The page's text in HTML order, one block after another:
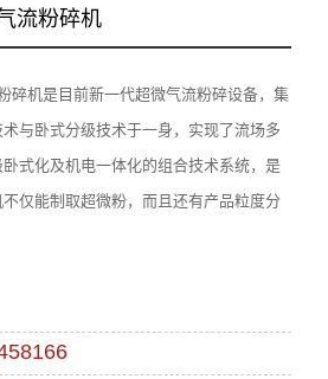
流粉碎机
碎机是目前新一代超微气流粉碎设备，集
与卧式分级技术于一身，实现了流场多
式化及机电一体化的组合技术系统，是
仅能制取超微粉，而且还有产品粒度分